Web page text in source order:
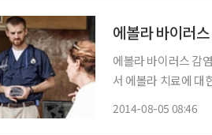
에볼라 바이러
에볼라 바이러스 감염 치
서 에볼라 치료에 대한 기대감이 높아지고 있다. 4일(현지시간) 미국 CNN 방송은 에볼라 바
2014-08-05 08:46